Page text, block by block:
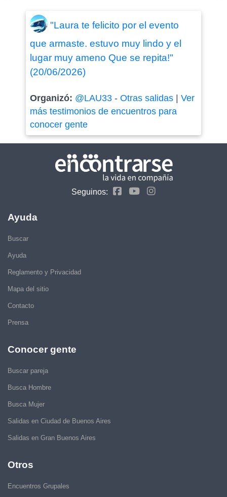
"Laura te felicito por el evento
que armaste. estuvo muy lindo y el
lugar muy ameno Que se repita!"
(20/06/2026)
Organizó: @LAU33- Otras salidas| Ver
más testimonios de encuentros para
conocer gente
Seguinos:
Ayuda
Buscar
Ayuda
Reglamento y Privacidad
Mapa del sitio
Contacto
Prensa
Conocer gente
Buscar pareja
Busca Hombre
Busca Mujer
Salidas en Ciudad de Buenos Aires
Salidas en Gran Buenos Aires
Otros
Encuentros Grupales